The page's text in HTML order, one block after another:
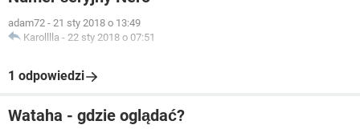
adam72 - 21 sty 2018 o 13:49
Karolllla - 22 sty 2018 o 07:51
1 odpowiedzi
Wataha - gdzie oglądać?